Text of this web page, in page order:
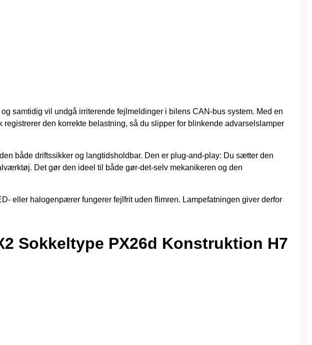
samtidig vil undgå irriterende fejlmeldinger i bilens CAN-bus system. Med en
den korrekte belastning, så du slipper for blinkende advarselslamper
både driftssikker og langtidsholdbar. Den er plug-and-play: Du sætter den
Det gør den ideel til både gør-det-selv mekanikeren og den
eller halogenpærer fungerer fejlfrit uden flimren. Lampefatningen giver derfor
Sokkeltype PX26d Konstruktion H7